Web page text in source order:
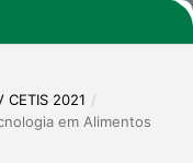
2021 /
em Alimentos